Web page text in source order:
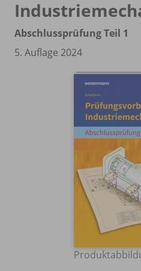
Abschlussprüfung Teil 1
5. Auflage 2024